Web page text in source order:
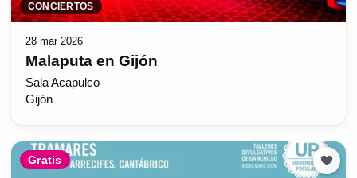
CONCIERTOS
28 mar 2026
Malaputa en Gijón
Sala Acapulco
Gijón
Gratis